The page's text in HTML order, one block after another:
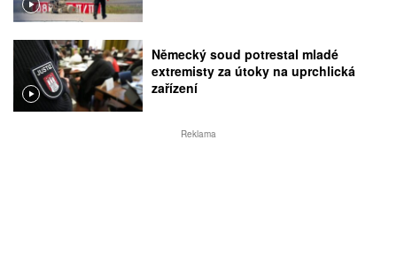
Německý soud potrestal mladé
extremisty za útoky na uprchlická
zařízení
Reklama